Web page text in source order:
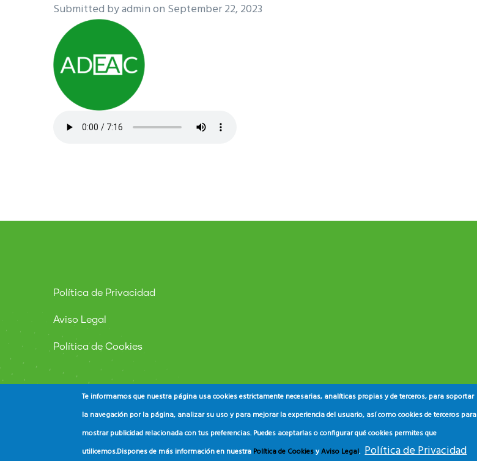
Submitted byadminon September 22, 2023
Política de Privacidad
Aviso Legal
Política de Cookies
© Copyright ADEAC2023. All Rights Reserved.
Te informamos que nuestra página usa cookies estrictamente necesarias, analíticas propias y de terceros, para soportar
la navegación por la página, analizar su uso y para mejorar la experiencia del usuario, así como cookies de terceros para
mostrar publicidad relacionada con tus preferencias. Puedes aceptarlas o configurar qué cookies permites que
utilicemos.Dispones de más información en nuestra Política de CookiesyAviso Legal. Política de Privacidad